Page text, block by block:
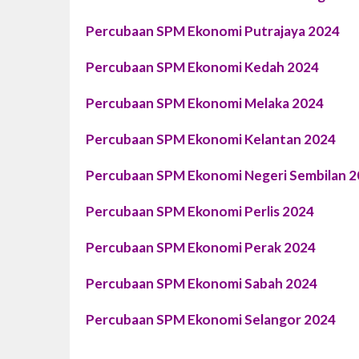
Percubaan SPM Ekonomi Putrajaya 2024
Percubaan SPM Ekonomi Kedah 2024
Percubaan SPM Ekonomi Melaka 2024
Percubaan SPM Ekonomi Kelantan 2024
Percubaan SPM Ekonomi Negeri Sembilan
Percubaan SPM Ekonomi Perlis 2024
Percubaan SPM Ekonomi Perak 2024
Percubaan SPM Ekonomi Sabah 2024
Percubaan SPM Ekonomi Selangor 2024